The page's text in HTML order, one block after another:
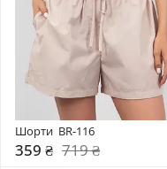
Шорти  BR-116
359 ₴ 719 ₴